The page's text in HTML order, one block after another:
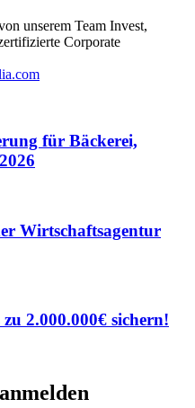
unserem Team Invest,
Corporate
für Bäckerei,
Wirtschaftsagentur
2.000.000€ sichern!